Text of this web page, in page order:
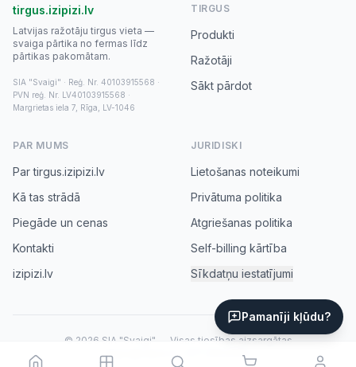
Pamanīji kļūdu?
tirgus.izipizi.lv
Latvijas ražotāju tirgus vieta —
svaiga pārtika no fermas līdz
pārtikas pakomātam.
SIA "Svaigi" · Reģ. Nr. 40103915568 ·
PVN reģ. Nr. LV40103915568 ·
Margrietas iela 7, Rīga, LV-1046
TIRGUS
Produkti
Ražotāji
Sākt pārdot
PAR MUMS
Par tirgus.izipizi.lv
Kā tas strādā
Piegāde un cenas
Kontakti
izipizi.lv
JURIDISKI
Lietošanas noteikumi
Privātuma politika
Atgriešanas politika
Self-billing kārtība
Sīkdatņu iestatījumi
© 2026 SIA "Svaigi" — Visas tiesības aizsargātas
tirgus@izipizi.lv· +371 20031552